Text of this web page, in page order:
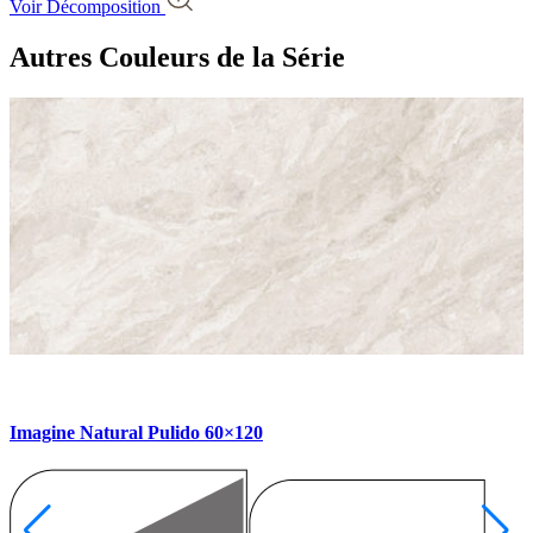
Voir Décomposition
Autres Couleurs de la Série
Imagine Natural Pulido 60×120